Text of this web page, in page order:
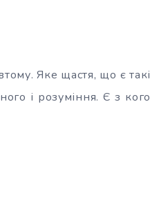
Яке щастя, що є такі
і розуміння. Є з кого